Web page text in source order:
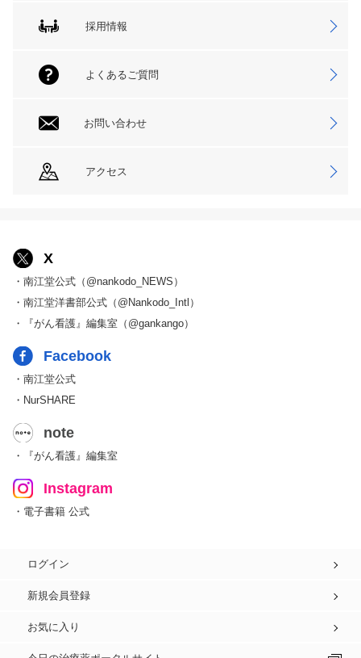
採用情報
よくあるご質問
お問い合わせ
アクセス
X
・南江堂公式（@nankodo_NEWS）
・南江堂洋書部公式（@Nankodo_Intl）
・『がん看護』編集室（@gankango）
Facebook
・南江堂公式
・NurSHARE
note
・『がん看護』編集室
Instagram
・電子書籍 公式
ログイン
新規会員登録
お気に入り